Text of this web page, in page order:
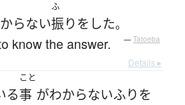
らない
ふ
振りをした。
know the answer. — Tatoeba
Details ▸
る
こと
事 がわからないふり を